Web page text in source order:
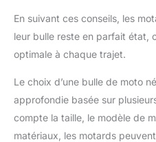
En suivant ces conseils, les
leur bulle reste en parfait état,
optimale à chaque trajet.
Le choix d’une bulle de moto
approfondie basée sur
compte la taille, le modèle de
matériaux, les motards